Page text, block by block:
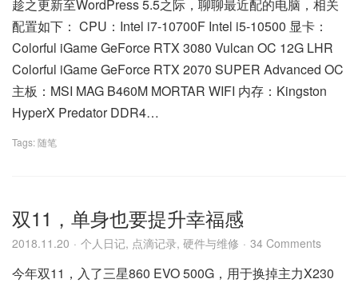
趁之更新至WordPress 5.5之际，聊聊最近配的电脑，相关
配置如下： CPU：Intel i7-10700F Intel i5-10500 显卡：
Colorful iGame GeForce RTX 3080 Vulcan OC 12G LHR
Colorful iGame GeForce RTX 2070 SUPER Advanced OC
主板：MSI MAG B460M MORTAR WIFI 内存：Kingston
HyperX Predator DDR4…
Tags:随笔
双11，单身也要提升幸福感
2018.11.20 个人日记, 点滴记录, 硬件与维修 34 Comments
今年双11，入了三星860 EVO 500G，用于换掉主力X230